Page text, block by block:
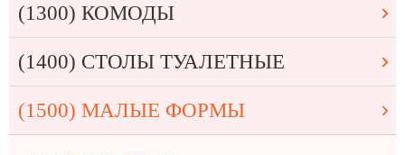
(1300) КОМОДЫ
(1400) СТОЛЫ ТУАЛЕТНЫЕ
(1500) МАЛЫЕ ФОРМЫ